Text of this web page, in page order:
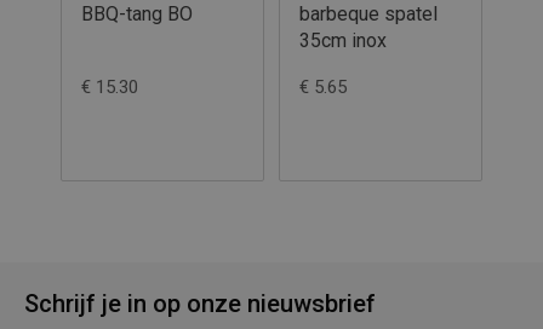
BBQ-tang BO
€ 15.30
barbeque spatel
35cm inox
€ 5.65
Schrijf je in op onze nieuwsbrief